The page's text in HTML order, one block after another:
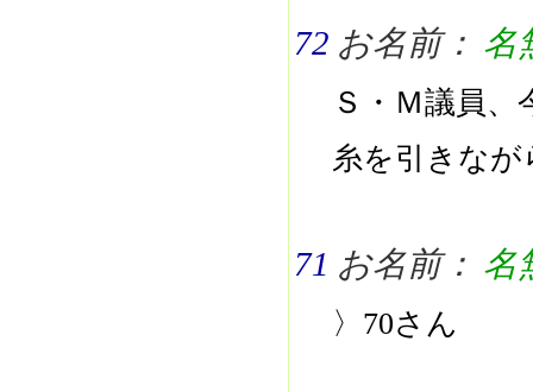
72 お名前： 名
Ｓ・Ｍ議員
糸を引きな
71 お名前： 名
〉70さん